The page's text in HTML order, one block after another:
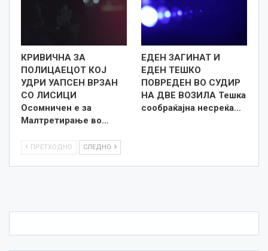
КРИВИЧНА ЗА
ПОЛИЦАЕЦОТ КОЈ
УДРИ УАПСЕН ВРЗАН
СО ЛИСИЦИ
Осомничен е за
Малтретирање во…
ЕДЕН ЗАГИНАТ И
ЕДЕН ТЕШКО
ПОВРЕДЕН ВО СУДИР
НА ДВЕ ВОЗИЛА Тешка
сообраќајна несреќа…
ПРЕТХОДНО СЛЕДНО